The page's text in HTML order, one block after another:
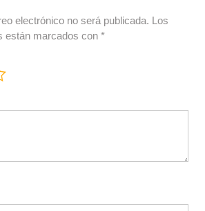
electrónico no será publicada. Los
están marcados con *